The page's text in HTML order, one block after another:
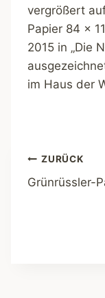
vergrößert
Papier 84 x
2015 in „Die
im Haus der
ZURÜCK
Grünrüssler-